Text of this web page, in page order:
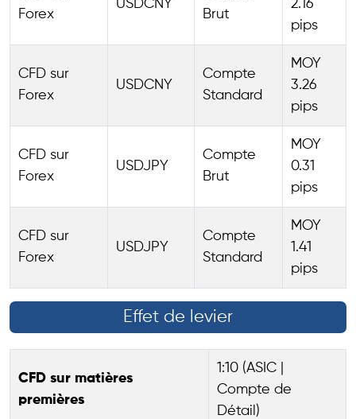
Forex
USDCNY
Brut
2.16
pips
CFD sur
Forex
USDCNY
Compte
Standard
MOY
3.26
pips
CFD sur
Forex
USDJPY
Compte
Brut
MOY
0.31
pips
CFD sur
Forex
USDJPY
Compte
Standard
MOY
1.41
pips
Effet de levier
CFD sur matières
premières
1:10 (ASIC |
Compte de
Détail)